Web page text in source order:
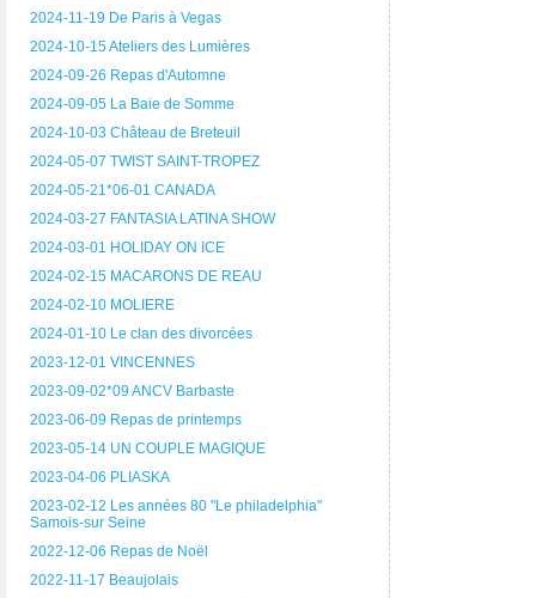
2024-11-19 De Paris à Vegas
2024-10-15 Ateliers des Lumières
2024-09-26 Repas d'Automne
2024-09-05 La Baie de Somme
2024-10-03 Château de Breteuil
2024-05-07 TWIST SAINT-TROPEZ
2024-05-21*06-01 CANADA
2024-03-27 FANTASIA LATINA SHOW
2024-03-01 HOLIDAY ON ICE
2024-02-15 MACARONS DE REAU
2024-02-10 MOLIERE
2024-01-10 Le clan des divorcées
2023-12-01 VINCENNES
2023-09-02*09 ANCV Barbaste
2023-06-09 Repas de printemps
2023-05-14 UN COUPLE MAGIQUE
2023-04-06 PLIASKA
2023-02-12 Les années 80 "Le philadelphia"
Samois-sur Seine
2022-12-06 Repas de Noël
2022-11-17 Beaujolais